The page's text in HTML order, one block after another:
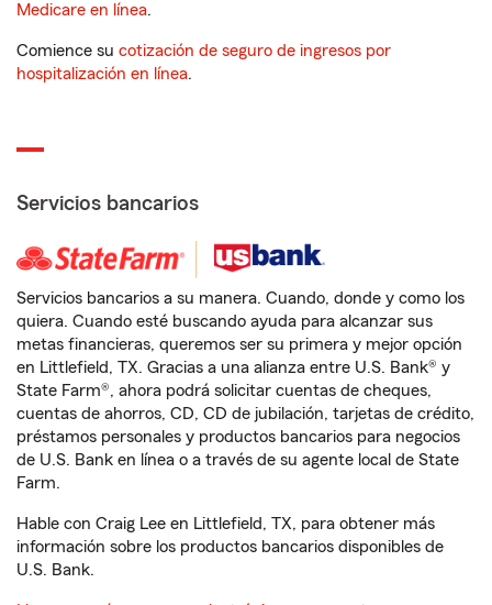
Medicare en línea.
Comience su cotización de seguro de ingresos por
hospitalización en línea.
Servicios bancarios
Servicios bancarios a su manera. Cuando, donde y como los
quiera. Cuando esté buscando ayuda para alcanzar sus
metas financieras, queremos ser su primera y mejor opción
en Littlefield, TX. Gracias a una alianza entre U.S. Bank® y
State Farm®, ahora podrá solicitar cuentas de cheques,
cuentas de ahorros, CD, CD de jubilación, tarjetas de crédito,
préstamos personales y productos bancarios para negocios
de U.S. Bank en línea o a través de su agente local de State
Farm.
Hable con Craig Lee en Littlefield, TX, para obtener más
información sobre los productos bancarios disponibles de
U.S. Bank.